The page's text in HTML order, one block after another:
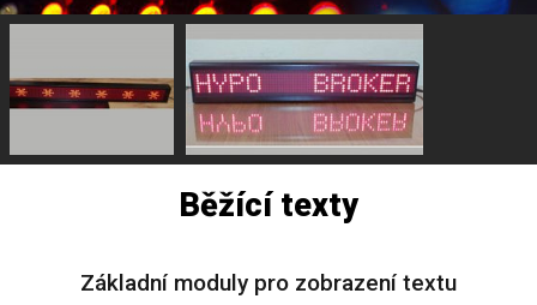
Běžící texty
Základní moduly pro zobrazení textu